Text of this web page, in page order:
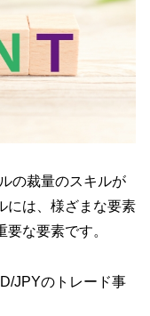
の裁量のスキルが
には、様ざまな要素
な要素です。
JPYのトレード事